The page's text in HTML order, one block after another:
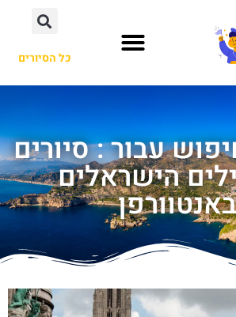
כל הסיורים
עבור : סיורים
הישראלים
באנטוורפן